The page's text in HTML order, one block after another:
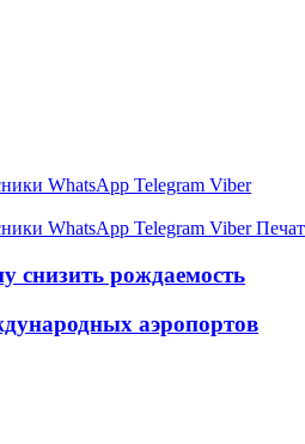
WhatsApp Telegram Viber
WhatsApp Telegram Viber
снизить рождаемость
аэропортов